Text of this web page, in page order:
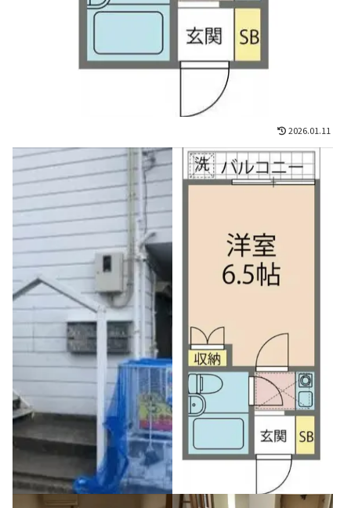
2026.01.11